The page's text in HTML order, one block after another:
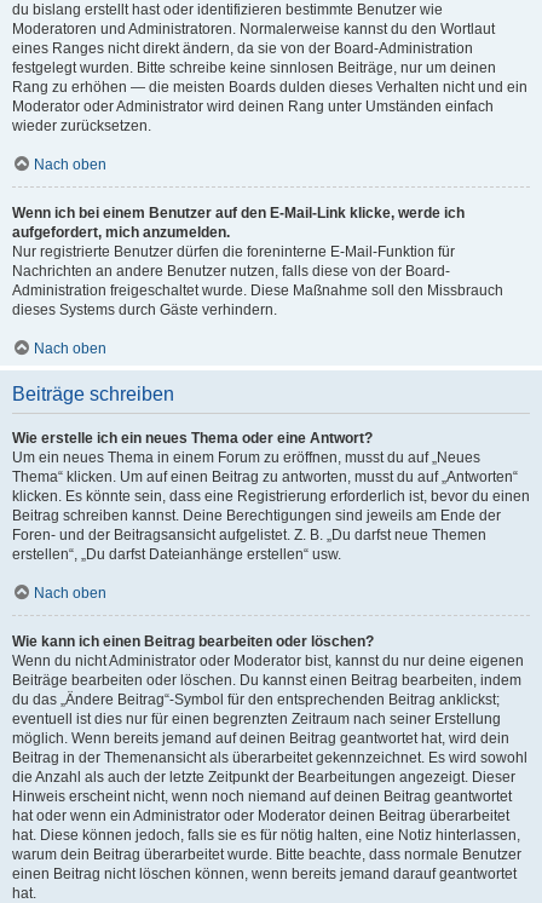
du bislang erstellt hast oder identifizieren bestimmte Benutzer wie
Moderatoren und Administratoren. Normalerweise kannst du den Wortlaut
eines Ranges nicht direkt ändern, da sie von der Board-Administration
festgelegt wurden. Bitte schreibe keine sinnlosen Beiträge, nur um deinen
Rang zu erhöhen — die meisten Boards dulden dieses Verhalten nicht und ein
Moderator oder Administrator wird deinen Rang unter Umständen einfach
wieder zurücksetzen.
Nach oben
Wenn ich bei einem Benutzer auf den E-Mail-Link klicke, werde ich
aufgefordert, mich anzumelden.
Nur registrierte Benutzer dürfen die foreninterne E-Mail-Funktion für
Nachrichten an andere Benutzer nutzen, falls diese von der Board-
Administration freigeschaltet wurde. Diese Maßnahme soll den Missbrauch
dieses Systems durch Gäste verhindern.
Nach oben
Beiträge schreiben
Wie erstelle ich ein neues Thema oder eine Antwort?
Um ein neues Thema in einem Forum zu eröffnen, musst du auf „Neues
Thema“ klicken. Um auf einen Beitrag zu antworten, musst du auf „Antworten“
klicken. Es könnte sein, dass eine Registrierung erforderlich ist, bevor du einen
Beitrag schreiben kannst. Deine Berechtigungen sind jeweils am Ende der
Foren- und der Beitragsansicht aufgelistet. Z. B. „Du darfst neue Themen
erstellen“, „Du darfst Dateianhänge erstellen“ usw.
Nach oben
Wie kann ich einen Beitrag bearbeiten oder löschen?
Wenn du nicht Administrator oder Moderator bist, kannst du nur deine eigenen
Beiträge bearbeiten oder löschen. Du kannst einen Beitrag bearbeiten, indem
du das „Ändere Beitrag“-Symbol für den entsprechenden Beitrag anklickst;
eventuell ist dies nur für einen begrenzten Zeitraum nach seiner Erstellung
möglich. Wenn bereits jemand auf deinen Beitrag geantwortet hat, wird dein
Beitrag in der Themenansicht als überarbeitet gekennzeichnet. Es wird sowohl
die Anzahl als auch der letzte Zeitpunkt der Bearbeitungen angezeigt. Dieser
Hinweis erscheint nicht, wenn noch niemand auf deinen Beitrag geantwortet
hat oder wenn ein Administrator oder Moderator deinen Beitrag überarbeitet
hat. Diese können jedoch, falls sie es für nötig halten, eine Notiz hinterlassen,
warum dein Beitrag überarbeitet wurde. Bitte beachte, dass normale Benutzer
einen Beitrag nicht löschen können, wenn bereits jemand darauf geantwortet
hat.